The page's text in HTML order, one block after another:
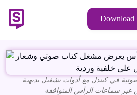
Download
في كيندل مع أدوات تشغيل بديهية
عبر سماعات الرأس المتوافقة